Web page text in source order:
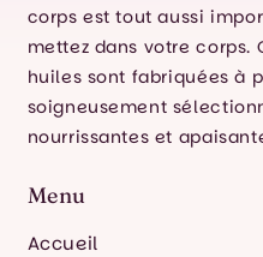
corps est tout aussi
mettez dans votre corps.
huiles sont fabriquées à
soigneusement
nourrissantes et
Menu
Accueil